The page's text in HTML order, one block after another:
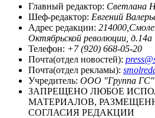
Главный редактор: Светлана
Шеф-редактор: Евгений
Адрес редакции:
Октябрьской революции, д.14а
Телефон: +7 (920) 668-05-20
Почта(отдел новостей):
Почта(отдел рекламы):
Учредитель: ООО "Группа ГС"
ЗАПРЕЩЕНО ЛЮБОЕ
МАТЕРИАЛОВ,
СОГЛАСИЯ РЕДАКЦИИ